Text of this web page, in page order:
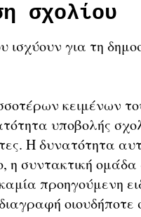
σχολίου
ισχύουν για τη
κειμένων
υποβολής
Η δυνατότητα
η συντακτική
προηγούμενη
οιουδήποτε